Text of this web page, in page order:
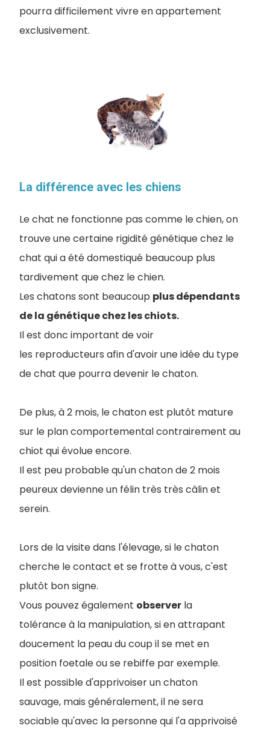
pourra difficilement vivre en appartement
exclusivement.
La différence avec les chiens
Le chat ne fonctionne pas comme le chien, on
trouve une certaine rigidité génétique chez le
chat qui a été domestiqué beaucoup plus
tardivement que chez le chien.
Les chatons sont beaucoup plus dépendants
de la génétique chez les chiots.
Il est donc important de voir
les reproducteurs afin d'avoir une idée du type
de chat que pourra devenir le chaton.
De plus, à 2 mois, le chaton est plutôt mature
sur le plan comportemental contrairement au
chiot qui évolue encore.
Il est peu probable qu'un chaton de 2 mois
peureux devienne un félin très très câlin et
serein.
Lors de la visite dans l'élevage, si le chaton
cherche le contact et se frotte à vous, c'est
plutôt bon signe.
Vous pouvez également observer la
tolérance à la manipulation, si en attrapant
doucement la peau du coup il se met en
position foetale ou se rebiffe par exemple.
Il est possible d'apprivoiser un chaton
sauvage, mais généralement, il ne sera
sociable qu'avec la personne qui l'a apprivoisé